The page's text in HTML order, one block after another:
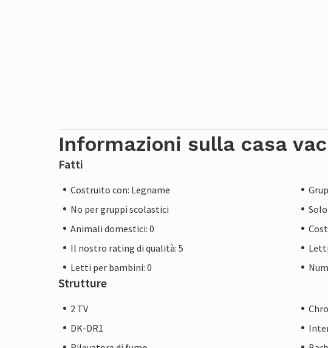
Informazioni sulla casa
Fatti
Costruito con: Legname
No per gruppi scolastici
Animali domestici: 0
Il nostro rating di qualità: 5
Letti per bambini: 0
Strutture
2 TV
DK-DR1